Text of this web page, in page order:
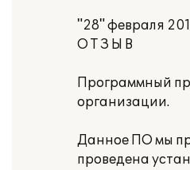
"28" февраля
О Т З Ы В
Программный
организации.
Данное ПО мы
проведена